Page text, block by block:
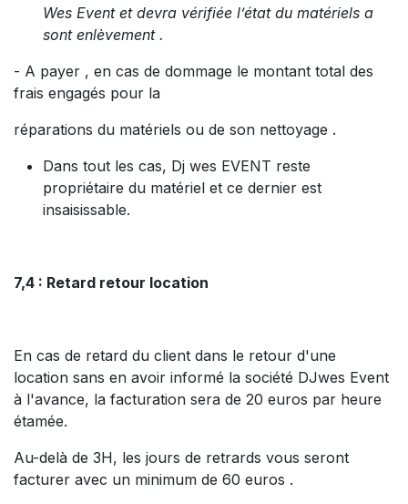
Wes Event et devra vérifiée l’état du matériels a
sont enlèvement .
- A payer , en cas de dommage le montant total des
frais engagés pour la
réparations du matériels ou de son nettoyage .
Dans tout les cas, Dj wes EVENT reste
propriétaire du matériel et ce dernier est
insaisissable.
7,4 : Retard retour location
En cas de retard du client dans le retour d'une
location sans en avoir informé la société DJwes Event
à l'avance, la facturation sera de 20 euros par heure
étamée.
Au-delà de 3H, les jours de retrards vous seront
facturer avec un minimum de 60 euros .